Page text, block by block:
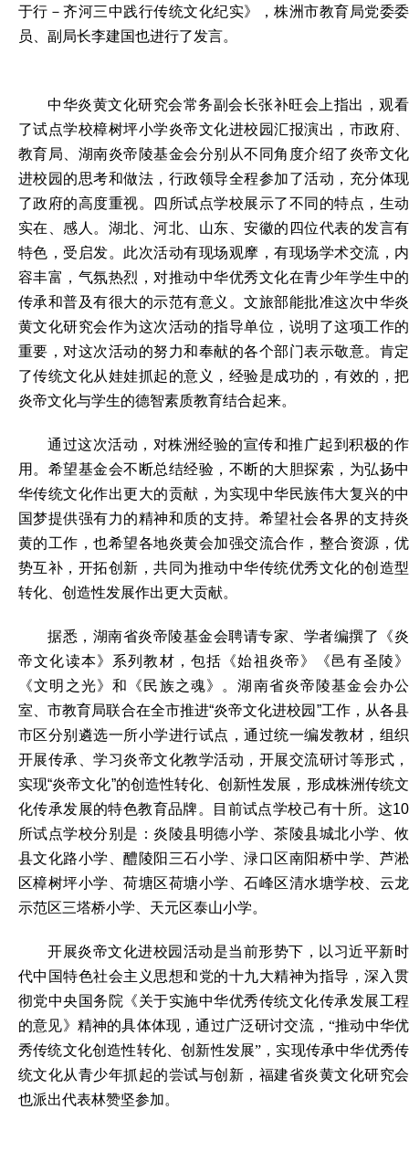
于行－齐河三中践行传统文化纪实》，株洲市教育局党委委
员、副局长李建国也进行了发言。
中华炎黄文化研究会常务副会长张补旺会上指出，观看
了试点学校樟树坪小学炎帝文化进校园汇报演出，市政府、
教育局、湖南炎帝陵基金会分别从不同角度介绍了炎帝文化
进校园的思考和做法，行政领导全程参加了活动，充分体现
了政府的高度重视。四所试点学校展示了不同的特点，生动
实在、感人。湖北、河北、山东、安徽的四位代表的发言有
特色，受启发。此次活动有现场观摩，有现场学术交流，内
容丰富，气氛热烈，对推动中华优秀文化在青少年学生中的
传承和普及有很大的示范有意义。文旅部能批准这次中华炎
黄文化研究会作为这次活动的指导单位，说明了这项工作的
重要，对这次活动的努力和奉献的各个部门表示敬意。肯定
了传统文化从娃娃抓起的意义，经验是成功的，有效的，把
炎帝文化与学生的德智素质教育结合起来。
通过这次活动，对株洲经验的宣传和推广起到积极的作
用。希望基金会不断总结经验，不断的大胆探索，为弘扬中
华传统文化作出更大的贡献，为实现中华民族伟大复兴的中
国梦提供强有力的精神和质的支持。希望社会各界的支持炎
黄的工作，也希望各地炎黄会加强交流合作，整合资源，优
势互补，开拓创新，共同为推动中华传统优秀文化的创造型
转化、创造性发展作出更大贡献。
据悉，湖南省炎帝陵基金会聘请专家、学者编撰了《炎
帝文化读本》系列教材，包括《始祖炎帝》《邑有圣陵》
《文明之光》和《民族之魂》。湖南省炎帝陵基金会办公
室、市教育局联合在全市推进“炎帝文化进校园”工作，从各县
市区分别遴选一所小学进行试点，通过统一编发教材，组织
开展传承、学习炎帝文化教学活动，开展交流研讨等形式，
实现“炎帝文化”的创造性转化、创新性发展，形成株洲传统文
化传承发展的特色教育品牌。目前试点学校己有十所。这10
所试点学校分别是：炎陵县明德小学、茶陵县城北小学、攸
县文化路小学、醴陵阳三石小学、渌口区南阳桥中学、芦淞
区樟树坪小学、荷塘区荷塘小学、石峰区清水塘学校、云龙
示范区三塔桥小学、天元区泰山小学。
开展炎帝文化进校园活动是当前形势下，以习近平新时
代中国特色社会主义思想和党的十九大精神为指导，深入贯
彻党中央国务院《关于实施中华优秀传统文化传承发展工程
的意见》精神的具体体现，通过广泛研讨交流，“推动中华优
秀传统文化创造性转化、创新性发展”，实现传承中华优秀传
统文化从青少年抓起的尝试与创新，福建省炎黄文化研究会
也派出代表林赞坚参加。